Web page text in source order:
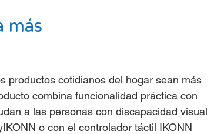
más
productos cotidianos del hogar sean más
combina funcionalidad práctica con
a las personas con discapacidad visual
o con el controlador táctil IKONN